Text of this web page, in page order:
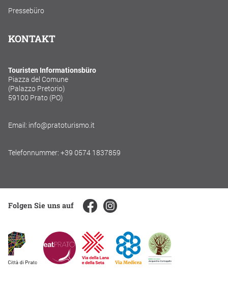
Pressebüro
KONTAKT
Touristen Informationsbüro
Piazza del Comune
(Palazzo Pretorio)
59100 Prato (PO)
Email: info@pratoturismo.it
Telefonnummer: +39 0574 1837859
Folgen Sie uns auf